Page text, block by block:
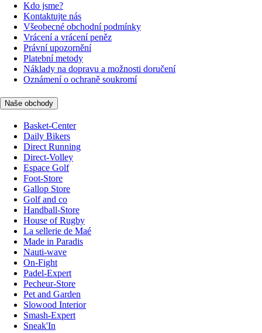
Kdo jsme?
Kontaktujte nás
Všeobecné obchodní podmínky
Vrácení a vrácení peněz
Právní upozornění
Platební metody
Náklady na dopravu a možnosti doručení
Oznámení o ochraně soukromí
Naše obchody
Basket-Center
Daily Bikers
Direct Running
Direct-Volley
Espace Golf
Foot-Store
Gallop Store
Golf and co
Handball-Store
House of Rugby
La sellerie de Maé
Made in Paradis
Nauti-wave
On-Fight
Padel-Expert
Pecheur-Store
Pet and Garden
Slowood Interior
Smash-Expert
Sneak'In